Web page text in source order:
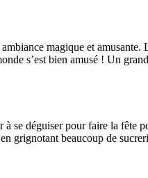
magique et
s’est bien amusé ! Un
se déguiser pour faire la
grignotant beaucoup de